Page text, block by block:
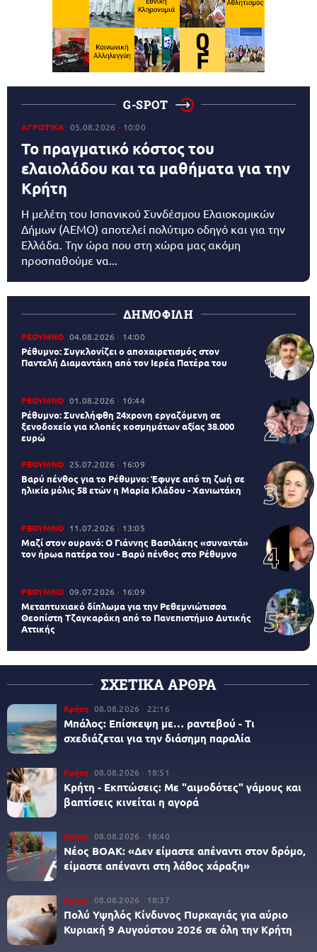
G-SPOT
ΑΓΡΟΤΙΚΑ 05.08.2026 10:00
Το πραγματικό κόστος του
ελαιολάδου και τα μαθήματα για την
Κρήτη
Η μελέτη του Ισπανικού Συνδέσμου Ελαιοκομικών
Δήμων (AEMO) αποτελεί πολύτιμο οδηγό και για την
Ελλάδα. Την ώρα που στη χώρα μας ακόμη
προσπαθούμε να...
ΔΗΜΟΦΙΛΗ
ΡΕΘΥΜΝΟ 04.08.2026 14:00
Ρέθυμνο: Συγκλονίζει ο αποχαιρετισμός στον
Παντελή Διαμαντάκη από τον Ιερέα Πατέρα του
ΡΕΘΥΜΝΟ 01.08.2026 10:44
Ρέθυμνο: Συνελήφθη 24χρονη εργαζόμενη σε
ξενοδοχείο για κλοπές κοσμημάτων αξίας 38.000
ευρώ
ΡΕΘΥΜΝΟ 25.07.2026 16:09
Βαρύ πένθος για το Ρέθυμνο: Έφυγε από τη ζωή σε
ηλικία μόλις 58 ετών η Μαρία Κλάδου - Χανιωτάκη
ΡΕΘΥΜΝΟ 11.07.2026 13:05
Μαζί στον ουρανό: Ο Γιάννης Βασιλάκης «συναντά»
τον ήρωα πατέρα του - Βαρύ πένθος στο Ρέθυμνο
ΡΕΘΥΜΝΟ 09.07.2026 16:09
Μεταπτυχιακό δίπλωμα για την Ρεθεμνιώτισσα
Θεοπίστη Τζαγκαράκη από το Πανεπιστήμιο Δυτικής
Αττικής
ΣΧΕΤΙΚΑ ΑΡΘΡΑ
Κρήτη 08.08.2026 22:16
Μπάλος: Επίσκεψη με… ραντεβού - Τι
σχεδιάζεται για την διάσημη παραλία
Κρήτη 08.08.2026 18:51
Κρήτη - Εκπτώσεις: Με "αιμοδότες" γάμους και
βαπτίσεις κινείται η αγορά
Κρήτη 08.08.2026 18:40
Νέος ΒΟΑΚ: «Δεν είμαστε απέναντι στον δρόμο,
είμαστε απέναντι στη λάθος χάραξη»
Κρήτη 08.08.2026 18:37
Πολύ Υψηλός Κίνδυνος Πυρκαγιάς για αύριο
Κυριακή 9 Αυγούστου 2026 σε όλη την Κρήτη